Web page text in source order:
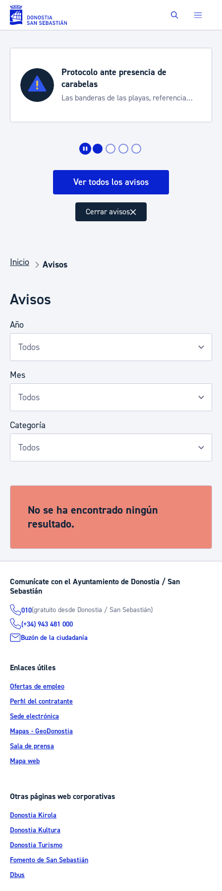
Saltar al contenido principal Buscar
Protocolo ante presencia de
carabelas
Las banderas de las playas, referencia
Ver todos los avisos
Cerrar avisos
Inicio Avisos
Avisos
Año
Mes
Categoría
No se ha encontrado ningún
resultado.
Comunícate con el Ayuntamiento de Donostia / San
Sebastián
010(gratuito desde Donostia / San Sebastián)
(+34) 943 481 000
Buzón de la ciudadanía
Enlaces útiles
Ofertas de empleo
Perfil del contratante
Sede electrónica
Mapas - GeoDonostia
Sala de prensa
Mapa web
Otras páginas web corporativas
Donostia Kirola
Donostia Kultura
Donostia Turismo
Fomento de San Sebastián
Dbus